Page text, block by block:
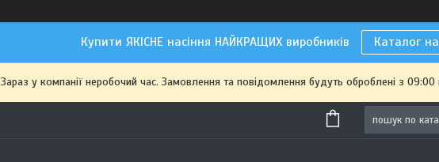
Купити ЯКІСНЕ насіння НАЙКРАЩИХ виробників Каталог
Зараз у компанії неробочий час. Замовлення та повідомлення будуть оброблені з